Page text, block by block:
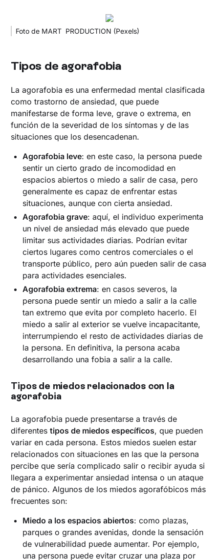
Foto de MART PRODUCTION (Pexels)
Tipos de agorafobia
La agorafobia es una enfermedad mental clasificada
como trastorno de ansiedad, que puede
manifestarse de forma leve, grave o extrema, en
función de la severidad de los síntomas y de las
situaciones que los desencadenan.
Agorafobia leve: en este caso, la persona puede
sentir un cierto grado de incomodidad en
espacios abiertos o miedo a salir de casa, pero
generalmente es capaz de enfrentar estas
situaciones, aunque con cierta ansiedad.
Agorafobia grave: aquí, el individuo experimenta
un nivel de ansiedad más elevado que puede
limitar sus actividades diarias. Podrían evitar
ciertos lugares como centros comerciales o el
transporte público, pero aún pueden salir de casa
para actividades esenciales.
Agorafobia extrema: en casos severos, la
persona puede sentir un miedo a salir a la calle
tan extremo que evita por completo hacerlo. El
miedo a salir al exterior se vuelve incapacitante,
interrumpiendo el resto de actividades diarias de
la persona. En definitiva, la persona acaba
desarrollando una fobia a salir a la calle.
Tipos de miedos relacionados con la
agorafobia
La agorafobia puede presentarse a través de
diferentestipos de miedos específicos, que pueden
variar en cada persona. Estos miedos suelen estar
relacionados con situaciones en las que la persona
percibe que sería complicado salir o recibir ayuda si
llegara a experimentar ansiedad intensa o un ataque
de pánico. Algunos de los miedos agorafóbicos más
frecuentes son:
Miedo a los espacios abiertos: como plazas,
parques o grandes avenidas, donde la sensación
de vulnerabilidad puede aumentar. Por ejemplo,
una persona puede evitar cruzar una plaza por